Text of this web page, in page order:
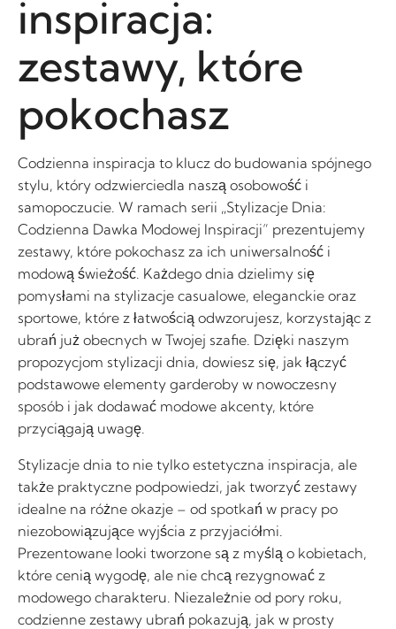
inspiracja:
zestawy, które
pokochasz
Codzienna inspiracja to klucz do budowania spójnego
stylu, który odzwierciedla naszą osobowość i
samopoczucie. W ramach serii „Stylizacje Dnia:
Codzienna Dawka Modowej Inspiracji” prezentujemy
zestawy, które pokochasz za ich uniwersalność i
modową świeżość. Każdego dnia dzielimy się
pomysłami na stylizacje casualowe, eleganckie oraz
sportowe, które z łatwością odwzorujesz, korzystając z
ubrań już obecnych w Twojej szafie. Dzięki naszym
propozycjom stylizacji dnia, dowiesz się, jak łączyć
podstawowe elementy garderoby w nowoczesny
sposób i jak dodawać modowe akcenty, które
przyciągają uwagę.
Stylizacje dnia to nie tylko estetyczna inspiracja, ale
także praktyczne podpowiedzi, jak tworzyć zestawy
idealne na różne okazje – od spotkań w pracy po
niezobowiązujące wyjścia z przyjaciółmi.
Prezentowane looki tworzone są z myślą o kobietach,
które cenią wygodę, ale nie chcą rezygnować z
modowego charakteru. Niezależnie od pory roku,
codzienne zestawy ubrań pokazują, jak w prosty